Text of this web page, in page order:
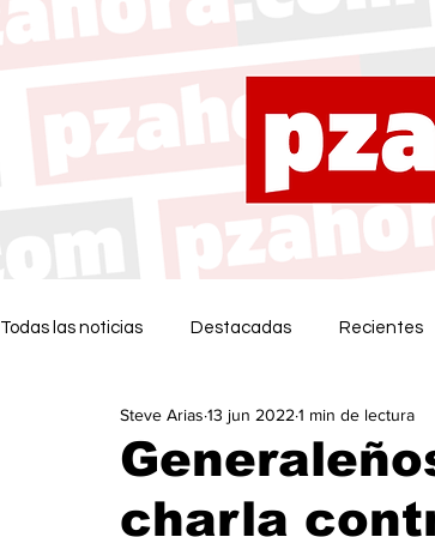
Todas las noticias Destacadas Recientes
charla
Steve Arias 13 jun 2022 1 min de lectura